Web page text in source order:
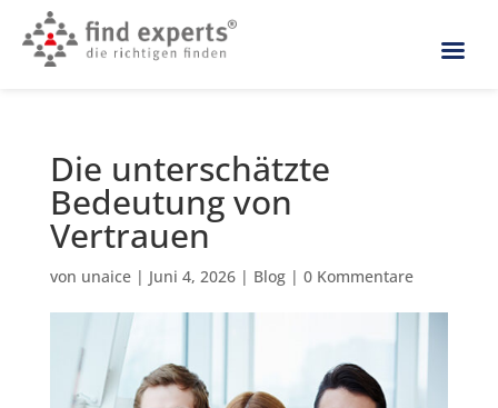
Die unterschätzte
Bedeutung von
Vertrauen
von unaice| Juni 4, 2026| Blog| 0 Kommentare